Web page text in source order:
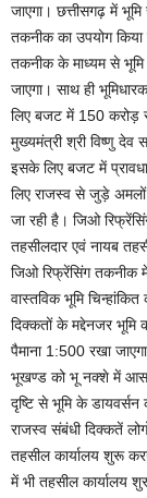
जाएगा। छत्तीसगढ़ में
तकनीक का उपयोग
तकनीक के माध्यम से
जाएगा। साथ ही
लिए बजट में 150 करोड़
मुख्यमंत्री श्री विष्णु
इसके लिए बजट में
लिए राजस्व से जुड़े अमलों
जा रही है। जिओ
तहसीलदार एवं नायब
जिओ रिफ्रेंसिंग तकनीक
वास्तविक भूमि
दिक्कतों के मद्देनजर भूमि
पैमाना 1:500 रखा
भूखण्ड को भू नक्शे में
दृष्टि से भूमि के
राजस्व संबंधी दिक्कतें
तहसील कार्यालय शुरू
में भी तहसील कार्यालय